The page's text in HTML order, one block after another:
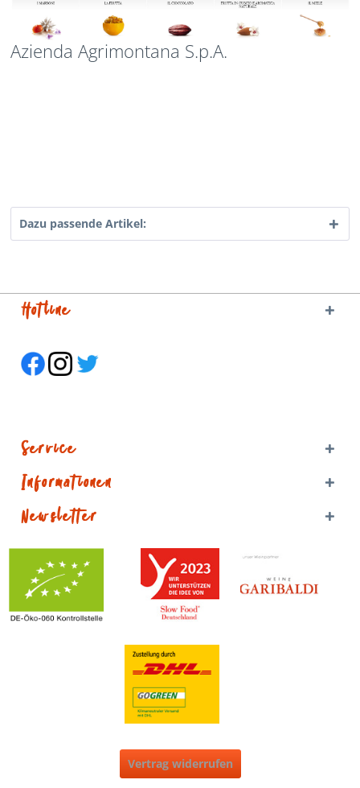
Azienda Agrimontana S.p.A.
Dazu passende Artikel:
Hotline
Service
Informationen
Newsletter
Vertrag widerrufen